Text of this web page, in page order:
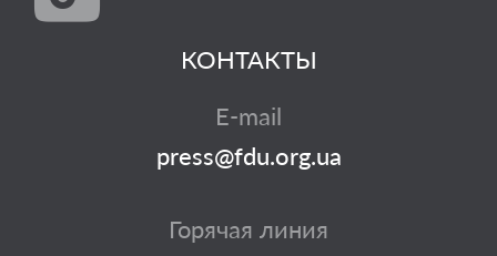
КОНТАКТЫ
E-mail
press@fdu.org.ua
Горячая линия